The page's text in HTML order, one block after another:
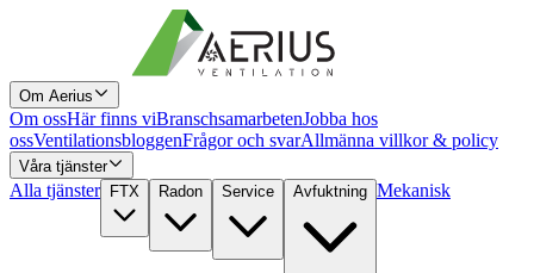
Om Aerius
Om ossHär finns viBranschsamarbetenJobba hos
ossVentilationsbloggenFrågor och svarAllmänna villkor & policy
Våra tjänster
Alla tjänster FTX Radon Service Avfuktning Mekanisk